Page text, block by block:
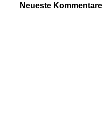
Neueste Kommentare